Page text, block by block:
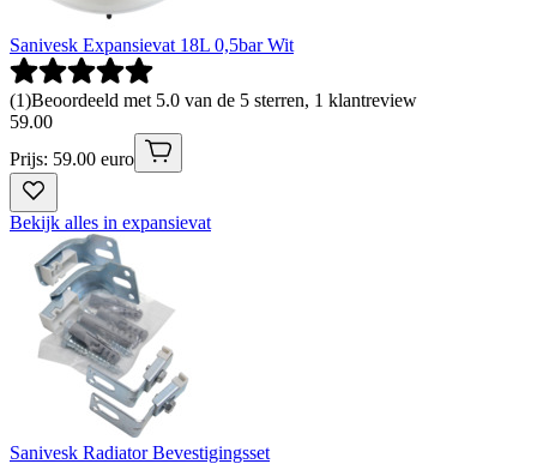
Sanivesk Expansievat 18L 0,5bar Wit
(1)Beoordeeld met 5.0 van de 5 sterren, 1 klantreview
59.00
Prijs: 59.00 euro
Bekijk alles in expansievat
Sanivesk Radiator Bevestigingsset